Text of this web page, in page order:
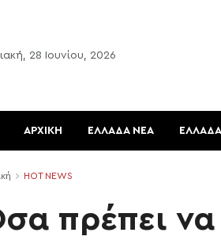
28 Ιουνίου, 2026
ΑΡΧΙΚΗ ΕΛΛΑΔΑ ΝΕΑ ΕΛΛΑΔΑ
HOT NEWS
πρέπει να